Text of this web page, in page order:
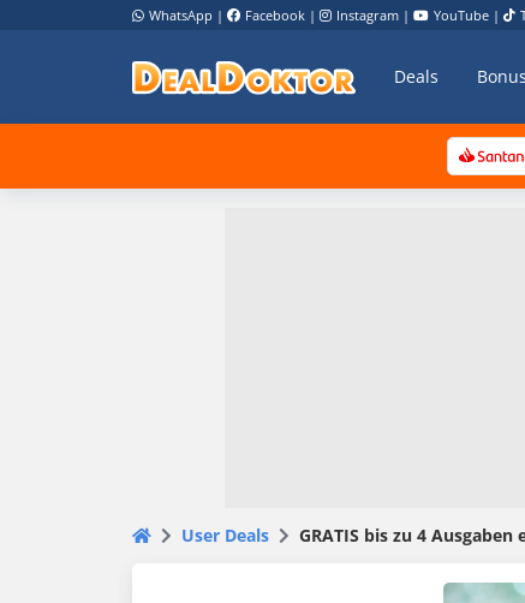
WhatsApp | Facebook | Instagram | YouTube |
Deals
User Deals GRATIS bis zu 4